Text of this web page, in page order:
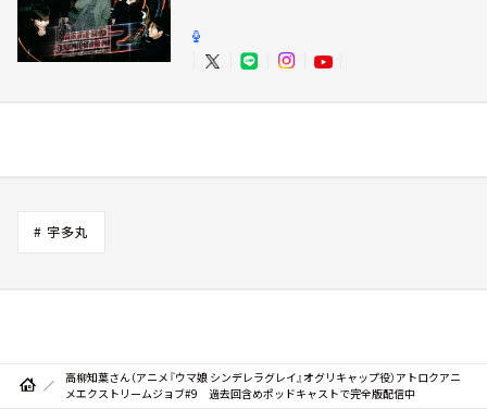
# 宇多丸
高柳知葉さん（アニメ『ウマ娘 シンデレラグレイ』オグリキャップ役）アトロクアニ
メエクストリームジョブ#9 過去回含めポッドキャストで完全版配信中